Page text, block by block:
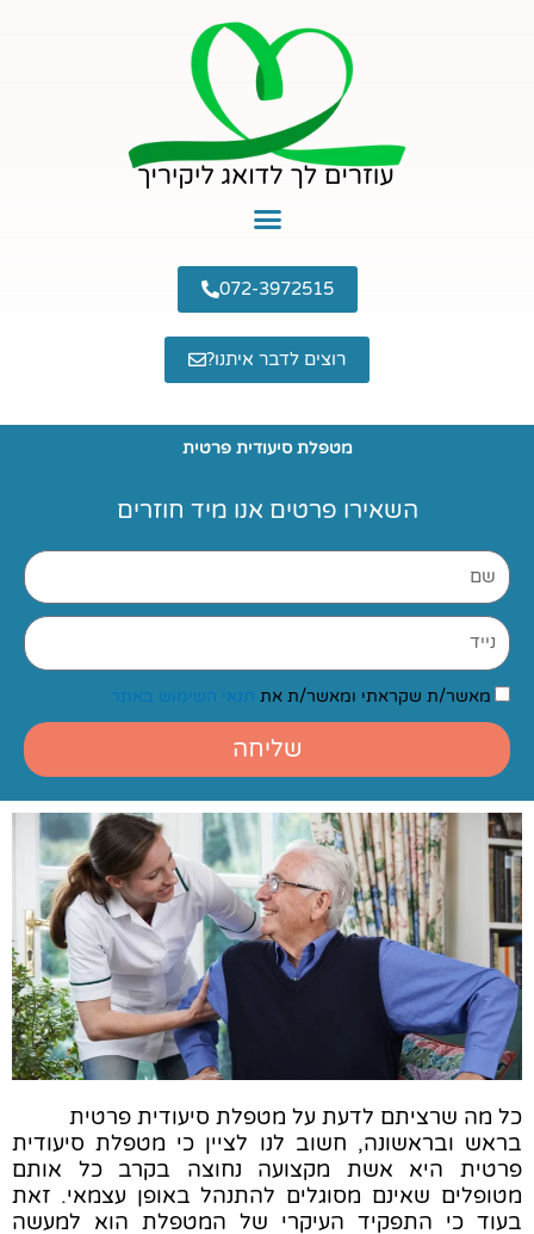
072-3972515
רוצים לדבר איתנו?
מטפלת סיעודית פרטית
השאירו פרטים אנו מיד חוזרים
שם
נייד
הסכמה
מאשר/ת שקראתי ומאשר/ת את תנאי השימוש באתר
שליחה
כל מה שרציתם לדעת על מטפלת סיעודית פרטית
בראש ובראשונה, חשוב לנו לציין כי מטפלת סיעודית
פרטית היא אשת מקצועה נחוצה בקרב כל אותם
מטופלים שאינם מסוגלים להתנהל באופן עצמאי. זאת
בעוד כי התפקיד העיקרי של המטפלת הוא למעשה